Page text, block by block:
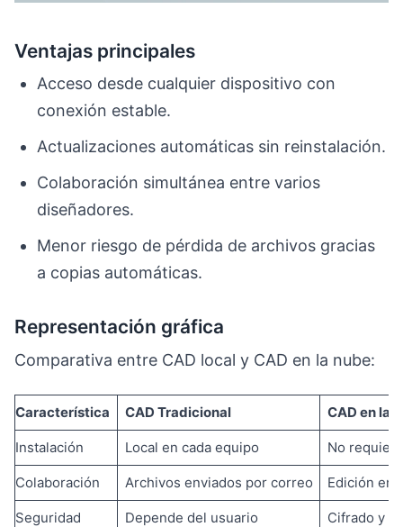
Ventajas principales
Acceso desde cualquier dispositivo con
conexión estable.
Actualizaciones automáticas sin reinstalación.
Colaboración simultánea entre varios
diseñadores.
Menor riesgo de pérdida de archivos gracias
a copias automáticas.
Representación gráfica
Comparativa entre CAD local y CAD en la nube:
Característica CAD Tradicional CAD en la
Instalación Local en cada equipo No
Colaboración Archivos enviados por correo Edición en
Seguridad Depende del usuario Cifrado y